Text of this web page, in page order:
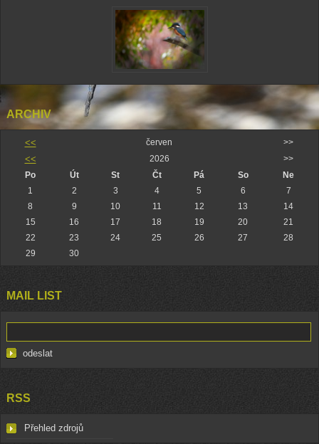
ARCHIV
<< červen >>
<< 2026
>>
Po
Út St Čt Pá So
Ne
1
2 3 4 5 6
7
8
9 10 11 12 13
14
15
16 17 18 19 20
21
22
23 24 25 26 27
28
29
30
MAIL LIST
RSS
Přehled zdrojů